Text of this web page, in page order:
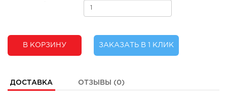
В КОРЗИНУ ЗАКАЗАТЬ В 1 КЛИК
ДОСТАВКА ОТЗЫВЫ (0)